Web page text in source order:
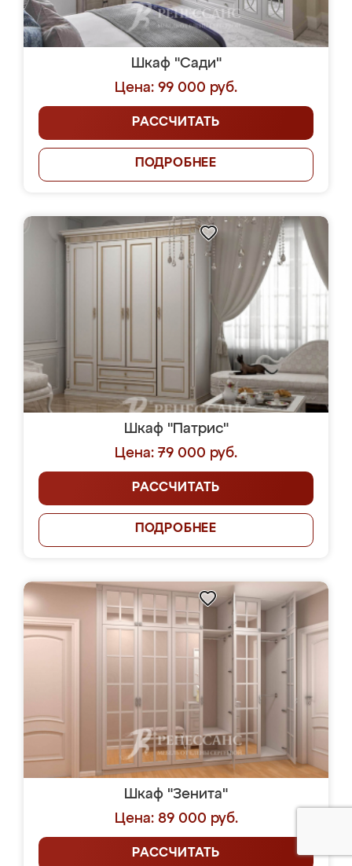
Шкаф "Сади"
Цена: 99 000 руб.
РАССЧИТАТЬ
ПОДРОБНЕЕ
Шкаф "Патрис"
Цена: 79 000 руб.
РАССЧИТАТЬ
ПОДРОБНЕЕ
Шкаф "Зенита"
Цена: 89 000 руб.
РАССЧИТАТЬ